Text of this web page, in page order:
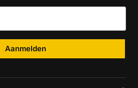
Aanmelden